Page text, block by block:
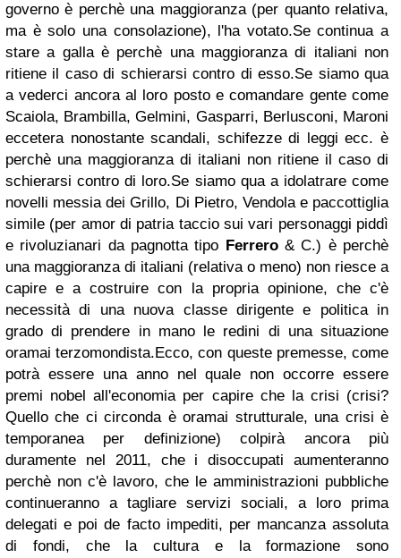
governo è perchè una maggioranza (per quanto relativa,
ma è solo una consolazione), l'ha votato.Se continua a
stare a galla è perchè una maggioranza di italiani non
ritiene il caso di schierarsi contro di esso.Se siamo qua
a vederci ancora al loro posto e comandare gente come
Scaiola, Brambilla, Gelmini, Gasparri, Berlusconi, Maroni
eccetera nonostante scandali, schifezze di leggi ecc. è
perchè una maggioranza di italiani non ritiene il caso di
schierarsi contro di loro.Se siamo qua a idolatrare come
novelli messia dei Grillo, Di Pietro, Vendola e paccottiglia
simile (per amor di patria taccio sui vari personaggi piddì
e rivoluzianari da pagnotta tipo Ferrero& C.) è perchè
una maggioranza di italiani (relativa o meno) non riesce a
capire e a costruire con la propria opinione, che c'è
necessità di una nuova classe dirigente e politica in
grado di prendere in mano le redini di una situazione
oramai terzomondista.Ecco, con queste premesse, come
potrà essere una anno nel quale non occorre essere
premi nobel all'economia per capire che la crisi (crisi?
Quello che ci circonda è oramai strutturale, una crisi è
temporanea per definizione) colpirà ancora più
duramente nel 2011, che i disoccupati aumenteranno
perchè non c'è lavoro, che le amministrazioni pubbliche
continueranno a tagliare servizi sociali, a loro prima
delegati e poi de facto impediti, per mancanza assoluta
di fondi, che la cultura e la formazione sono